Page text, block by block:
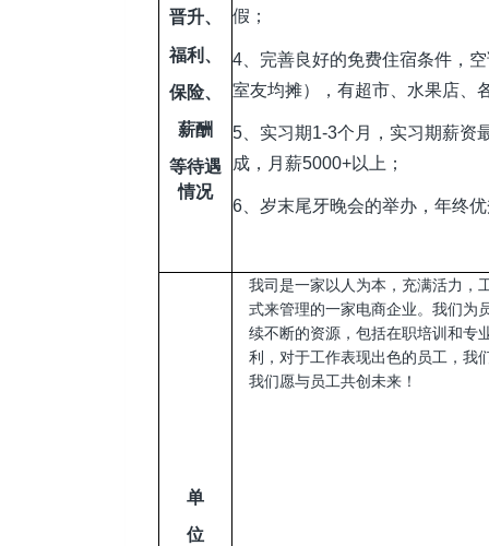
晋升、
福利、
保险、
薪酬
等待遇
情况
假；
4 、完善良好的免费住宿条件，
室友均摊），有超市、水果店、
5 、实习期1-3个月，实习期薪
成，月薪5000+以上；
6 、岁末尾牙晚会的举办，年终
单
位
我司是一家以人为本，充满活力，
式来管理的一家电商企业。我们为
续不断的资源，包括在职培训和专
利，对于工作表现出色的员工，我
我们愿与员工共创未来！